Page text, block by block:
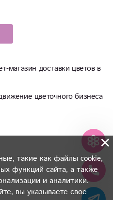
такие как файлы cookie,
функций сайта, а также
и аналитики.
вы указываете свое
×
магазин доставки цветов в
цветочного бизнеса